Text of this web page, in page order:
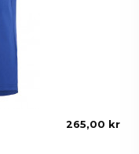
265,00 kr